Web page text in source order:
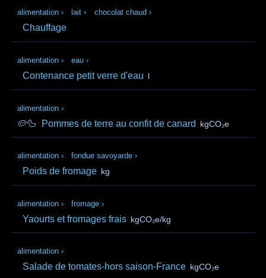
alimentation › lait › chocolat chaud ›
Chauffage
alimentation › eau ›
Contenance petit verre d'eau l
alimentation ›
🥔🦆 Pommes de terre au confit de canard kgCO₂e
alimentation › fondue savoyarde ›
Poids de fromage kg
alimentation › fromage ›
Yaourts et fromages frais kgCO₂e/kg
alimentation ›
Salade de tomates-hors saison-France kgCO₂e